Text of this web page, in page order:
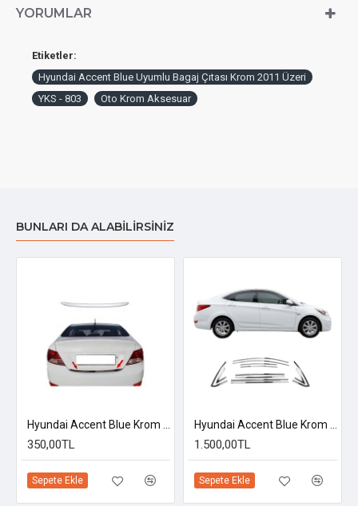
YORUMLAR
Etiketler:
Hyundai Accent Blue Uyumlu Bagaj Çıtası Krom 2011 Üzeri
YKS - 803
Oto Krom Aksesuar
BUNLARI DA ALABILIRSINIZ
350,00TL
Sepete Ekle
1.500,00TL
Sepete Ekle